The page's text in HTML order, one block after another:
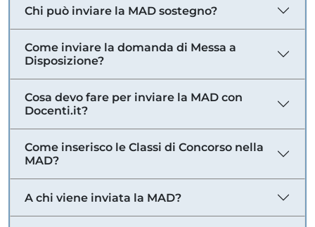
Chi può inviare la MAD sostegno?
Come inviare la domanda di Messa a
Disposizione?
Cosa devo fare per inviare la MAD con
Docenti.it?
Come inserisco le Classi di Concorso nella
MAD?
A chi viene inviata la MAD?